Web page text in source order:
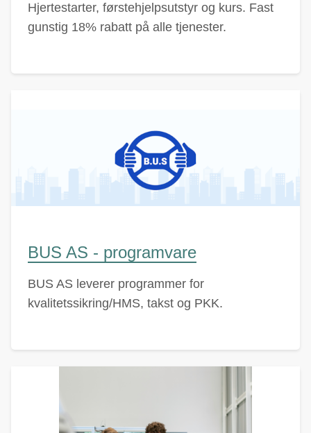
Hjertestarter, førstehjelpsutstyr og kurs. Fast
gunstig 18% rabatt på alle tjenester.
BUS AS - programvare
BUS AS leverer programmer for
kvalitetssikring/HMS, takst og PKK.